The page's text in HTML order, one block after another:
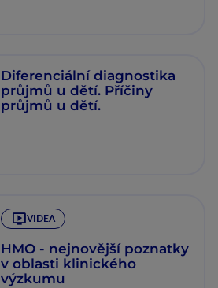
Diferenciální diagnostika
průjmů u dětí. Příčiny
průjmů u dětí.
VIDEA
HMO - nejnovější poznatky
v oblasti klinického
výzkumu